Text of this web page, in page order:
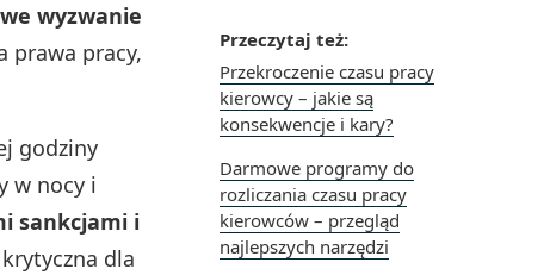
Przeczytaj też:
Przekroczenie czasu pracy
kierowcy – jakie są
konsekwencje i kary?
Darmowe programy do
rozliczania czasu pracy
kierowców – przegląd
najlepszych narzędzi
wyzwanie
prawa pracy,
godziny
w nocy i
sankcjami i
dla